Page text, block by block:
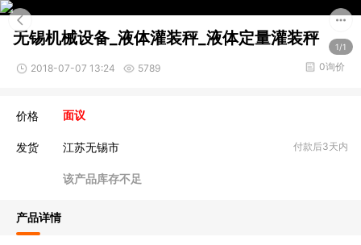
1/1
无锡机械设备_液体灌装秤_液体定量灌装秤
2018-07-07 13:24 5789 0询价
价格 面议
发货 江苏无锡市 付款后3天内
该产品库存不足
产品详情